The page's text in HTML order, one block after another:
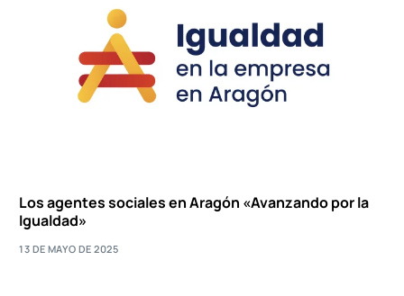
Los agentes sociales en Aragón «Avanzando por la
Igualdad»
13 DE MAYO DE 2025